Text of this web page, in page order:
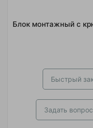
Блок монтажный с
Быстрый
Задать вопрос